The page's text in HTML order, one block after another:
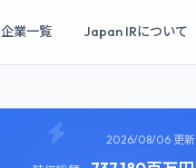
企業一覧 Japan IRについて
2026/08/06 更新